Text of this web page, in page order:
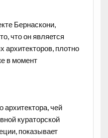
Бернаскони,
что он является
архитекторов, плотно
в момент
архитектора, чей
кураторской
показывает